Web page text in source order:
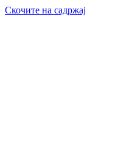
Скочите на садржај